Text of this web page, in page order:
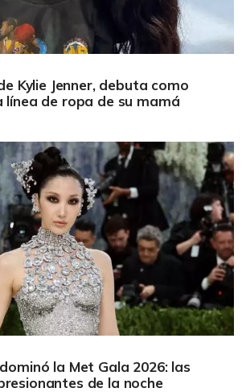
Kylie Jenner, debuta como
línea de ropa de su mamá
la Met Gala 2026: las
de la noche